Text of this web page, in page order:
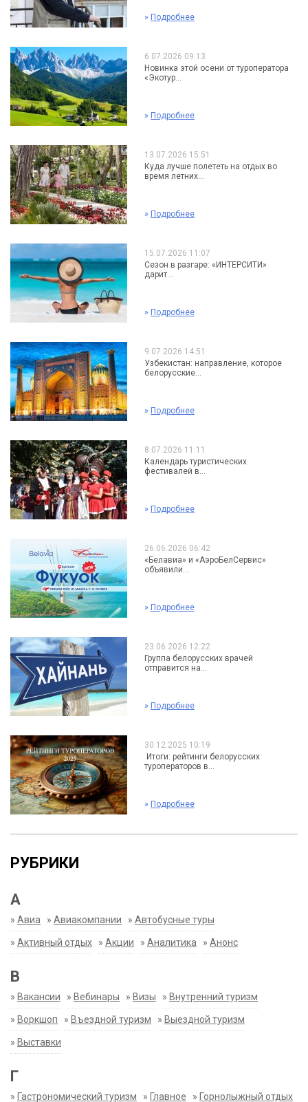
» Подробнее
6.07.2026 09:13
Новинка этой осени от туроператора
«Экотур...
» Подробнее
13.07.2026 15:51
Куда лучше полететь на отдых во
время летних...
» Подробнее
15.07.2026 11:07
Сезон в разгаре: «ИНТЕРСИТИ»
дарит...
» Подробнее
9.07.2026 14:51
Узбекистан: направление, которое
белорусские...
» Подробнее
8.07.2026 11:11
Календарь туристических
фестивалей в...
» Подробнее
26.06.2026 06:42
«Белавиа» и «АэроБелСервис»
объявили...
» Подробнее
23.06.2026 12:22
Группа белорусских врачей
отправится на...
» Подробнее
30.12.2025 10:19
Итоги: рейтинги белорусских
туроператоров в...
» Подробнее
РУБРИКИ
А
» Авиа » Авиакомпании » Автобусные туры
» Активный отдых » Акции » Аналитика » Анонс
В
» Вакансии » Вебинары » Визы » Внутренний туризм
» Воркшоп » Въездной туризм » Выездной туризм
» Выставки
Г
» Гастрономический туризм » Главное » Горнолыжный отдых